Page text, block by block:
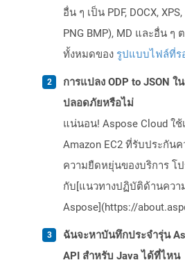
อื่น ๆ เป็น PDF, DOCX,
PNG BMP), MD และอื่น ๆ
ทั้งหมดของ รูปแบบไฟล์ที่ร
การแปลง ODP to JSON
ปลอดภัยหรือไม่
แน่นอน! Aspose Cloud ใช้
Amazon EC2 ที่รับประกัน
ความยืดหยุ่นของบริการ โ
กับ[แนวทางปฏิบัติด้านควา
Aspose](https://
ฉันจะหาบันทึกประจำรุ่น
API สำหรับ Java ได้ที่ไหน